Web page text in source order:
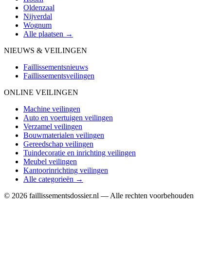
Oldenzaal
Nijverdal
Wognum
Alle plaatsen →
NIEUWS & VEILINGEN
Faillissementsnieuws
Faillissementsveilingen
ONLINE VEILINGEN
Machine veilingen
Auto en voertuigen veilingen
Verzamel veilingen
Bouwmaterialen veilingen
Gereedschap veilingen
Tuindecoratie en inrichting veilingen
Meubel veilingen
Kantoorinrichting veilingen
Alle categorieën →
© 2026 faillissementsdossier.nl — Alle rechten voorbehouden